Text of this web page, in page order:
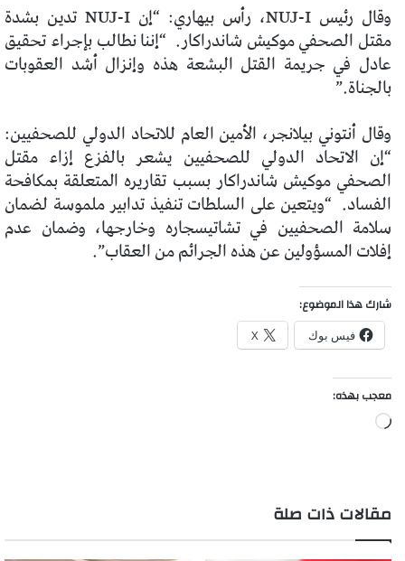
وقال رئيس NUJ-I، رأس بيهاري: “إن NUJ-I تدين بشدة
مقتل الصحفي موكيش شاندراكار. “إننا نطالب بإجراء تحقيق
عادل في جريمة القتل البشعة هذه وإنزال أشد العقوبات
بالجناة.”
وقال أنتوني بيلانجر، الأمين العام للاتحاد الدولي للصحفيين:
“إن الاتحاد الدولي للصحفيين يشعر بالفزع إزاء مقتل
الصحفي موكيش شاندراكار بسبب تقاريره المتعلقة بمكافحة
الفساد. “ويتعين على السلطات تنفيذ تدابير ملموسة لضمان
سلامة الصحفيين في تشاتيسجاره وخارجها، وضمان عدم
إفلات المسؤولين عن هذه الجرائم من العقاب”.
شارك هذا الموضوع:
فيس بوك X
معجب بهذه:
جاري
مقالات ذات صلة